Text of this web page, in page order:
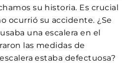
su historia. Es crucial
ocurrió su accidente. ¿Se
una escalera en el
las medidas de
estaba defectuosa?